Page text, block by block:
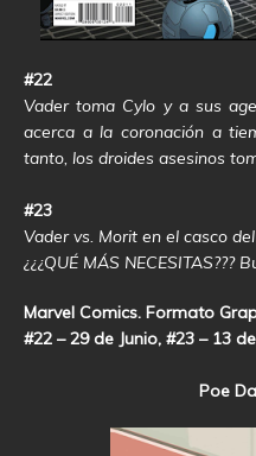
#22
Vader toma Cylo y a sus
acerca a la coronación a
tanto, los droides asesinos
#23
Vader vs. Morit en el casco
¿¿¿QUÉ MÁS NECESITAS???
Marvel Comics. Formato
#22 – 29 de Junio, #23 – 13
Poe